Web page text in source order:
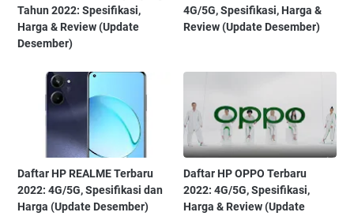
Tahun 2022: Spesifikasi,
Harga & Review (Update
Desember)
4G/5G, Spesifikasi, Harga &
Review (Update Desember)
Daftar HP REALME Terbaru
2022: 4G/5G, Spesifikasi dan
Harga (Update Desember)
Daftar HP OPPO Terbaru
2022: 4G/5G, Spesifikasi,
Harga & Review (Update